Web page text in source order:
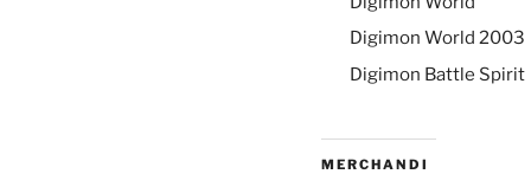
Digimon World 2003
Digimon Battle Spirit
MERCHANDI